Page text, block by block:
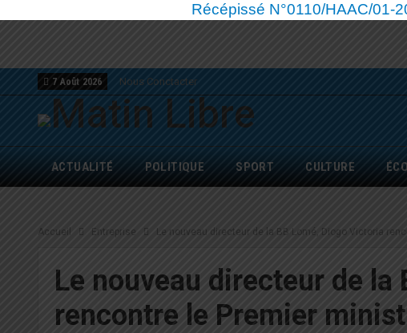
Récépissé N°0110/HAAC/01-
7 Août 2026 Nous Conctacter
ACTUALITÉ POLITIQUE SPORT CULTURE
Accueil Entreprise Le nouveau directeur de la BB Lomé, Diogo Victoria
Le nouveau directeur de
rencontre le Premier